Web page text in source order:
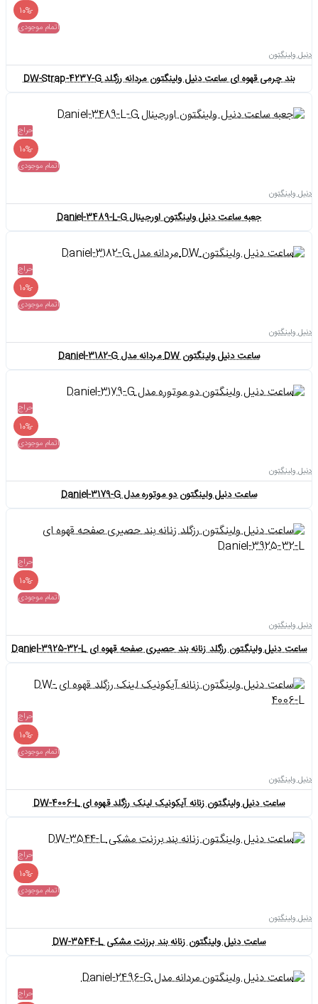
-10%
اتمام موجودی
دنیل ولینگتون
بند چرمی قهوه ای ساعت دنیل ولینگتون مردانه رزگلد DW-Strap-4237-G
حراج
-10%
اتمام موجودی
دنیل ولینگتون
جعبه ساعت دنیل ولینگتون اورجینال Daniel-3489-L-G
حراج
-10%
اتمام موجودی
دنیل ولینگتون
ساعت دنیل ولینگتون DW مردانه مدل Daniel-3182-G
حراج
-10%
اتمام موجودی
دنیل ولینگتون
ساعت دنیل ولینگتون دو موتوره مدل Daniel-3179-G
حراج
-10%
اتمام موجودی
دنیل ولینگتون
ساعت دنیل ولینگتون رزگلد زنانه بند حصیری صفحه قهوه ای Daniel-3925-32-L
حراج
-10%
اتمام موجودی
دنیل ولینگتون
ساعت دنیل ولینگتون زنانه آیکونیک لینک رزگلد قهوه ای DW-4006-L
حراج
-10%
اتمام موجودی
دنیل ولینگتون
ساعت دنیل ولینگتون زنانه بند برزنت مشکی DW-3544-L
حراج